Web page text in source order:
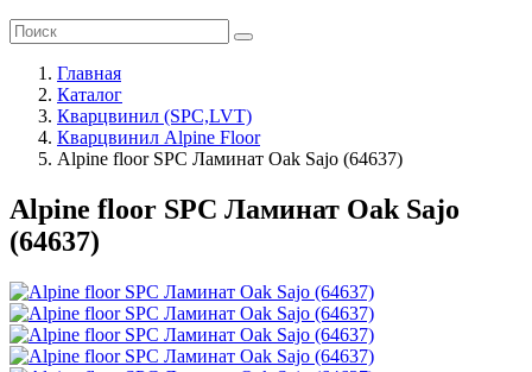
Главная
Каталог
Кварцвинил (SPC,LVT)
Кварцвинил Alpine Floor
Alpine floor SPC Ламинат Oak Sajo (64637)
Alpine floor SPC Ламинат Oak Sajo
(64637)